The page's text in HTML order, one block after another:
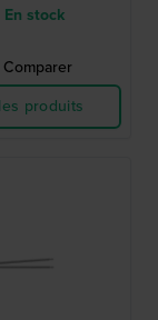
stock
Comparer
produits